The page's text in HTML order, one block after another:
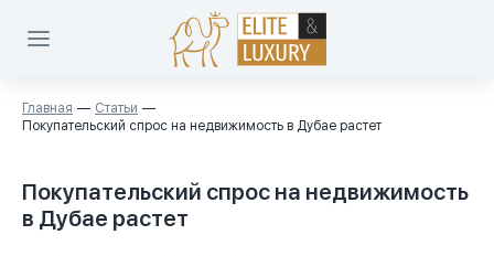
Главная
Статьи
Покупательский спрос на недвижимость в Дубае растет
Покупательский спрос на недвижимость
в Дубае растет